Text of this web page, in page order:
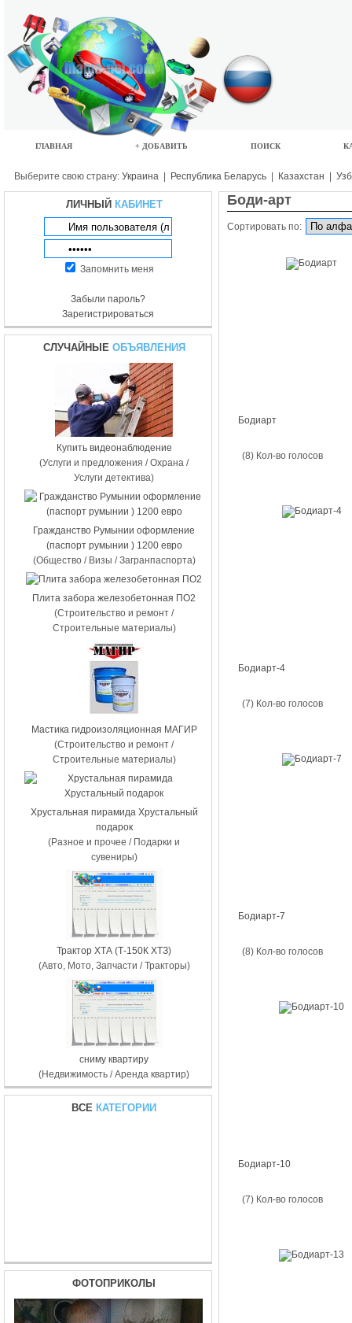
ГЛАВНАЯ + ДОБАВИТЬ ПОИСК
Выберите свою страну: Украина Республика Беларусь Казахстан
ЛИЧНЫЙ КАБИНЕТ
Запомнить меня
Забыли пароль?
Зарегистрироваться
СЛУЧАЙНЫЕОБЪЯВЛЕНИЯ
Купить видеонаблюдение
(Услуги и предложения / Охрана /
Услуги детектива)
Гражданство Румынии оформление
(паспорт румынии ) 1200 евро
(Общество / Визы / Загранпаспорта)
Плита забора железобетонная ПО2
(Строительство и ремонт /
Строительные материалы)
Мастика гидроизоляционная МАГИР
(Строительство и ремонт /
Строительные материалы)
Хрустальная пирамида Хрустальный
подарок
(Разное и прочее / Подарки и
сувениры)
Трактор ХТА (Т-150К ХТЗ)
(Авто, Мото, Запчасти / Тракторы)
сниму квартиру
(Недвижимость / Аренда квартир)
ВСЕ КАТЕГОРИИ
ФОТОПРИКОЛЫ
Боди-арт
Сортировать по:
Бодиарт
(8) Кол-во голосов
Бодиарт-4
(7) Кол-во голосов
Бодиарт-7
(8) Кол-во голосов
Бодиарт-10
(7) Кол-во голосов